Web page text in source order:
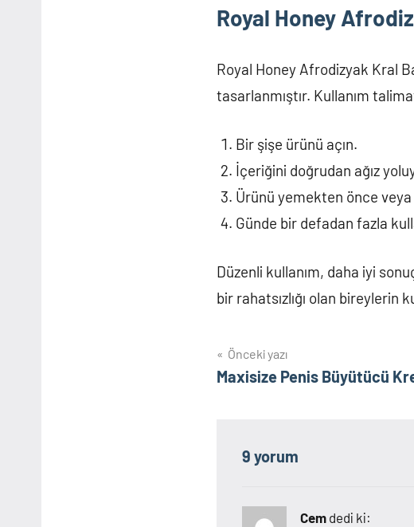
Royal Honey
Royal Honey Afrodizyak Kral
tasarlanmıştır. Kullanım
Bir şişe ürünü açın.
İçeriğini doğrudan ağız
Ürünü yemekten önce
Günde bir defadan fazla
Düzenli kullanım, daha iyi
bir rahatsızlığı olan bireylerin
Yazı
gezinmesi
Önceki yazı
Maxisize Penis Büyütücü
9 yorum
Cem dedi ki: